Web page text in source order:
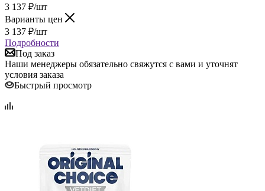
3 137 ₽/шт
Варианты цен
3 137 ₽/шт
Подробности
Под заказ
Наши менеджеры обязательно свяжутся с вами и уточнят
условия заказа
Быстрый просмотр